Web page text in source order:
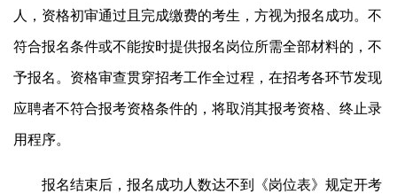
人，资格初审通过且完成缴费的考生，方视为报名成功。不
符合报名条件或不能按时提供报名岗位所需全部材料的，不
予报名。资格审查贯穿招考工作全过程，在招考各环节发现
应聘者不符合报考资格条件的，将取消其报考资格、终止录
用程序。
报名结束后，报名成功人数达不到《岗位表》规定开考